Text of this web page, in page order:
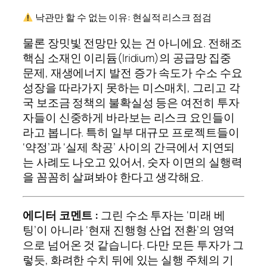
낙관만 할 수 없는 이유: 현실적 리스크 점검
물론 장밋빛 전망만 있는 건 아니에요. 전해조
핵심 소재인 이리듐(Iridium)의 공급망 집중
문제, 재생에너지 발전 증가 속도가 수소 수요
성장을 따라가지 못하는 미스매치, 그리고 각
국 보조금 정책의 불확실성 등은 여전히 투자
자들이 신중하게 바라보는 리스크 요인들이
라고 봅니다. 특히 일부 대규모 프로젝트들이
‘약정’과 ‘실제 착공’ 사이의 간극에서 지연되
는 사례도 나오고 있어서, 숫자 이면의 실행력
을 꼼꼼히 살펴봐야 한다고 생각해요.
에디터 코멘트 : 그린 수소 투자는 ‘미래 베
팅’이 아니라 ‘현재 진행형 산업 전환’의 영역
으로 넘어온 것 같습니다. 다만 모든 투자가 그
렇듯, 화려한 수치 뒤에 있는 실행 주체의 기